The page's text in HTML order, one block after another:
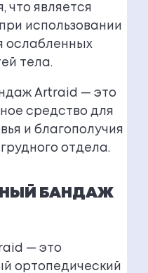
что является
использовании
ослабленных
тела.
Artraid — это
средство для
и благополучия
отдела.
БАНДАЖ
— это
ортопедический